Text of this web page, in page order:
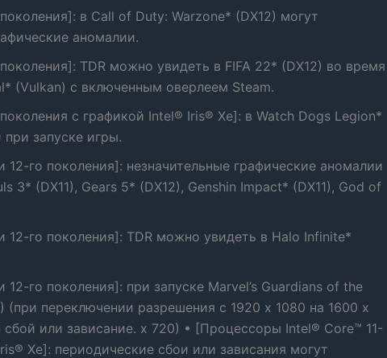
в Call of Duty: Warzone* (DX12) могут
аномалии.
TDR можно увидеть в FIFA 22* (DX12) во время
(Vulkan) с включенным оверлеем Steam.
с графикой Intel® Iris® Xe]: в Watch Dogs Legion*
запуске игры.
го поколения]: незначительные графические аномалии
3* (DX11), Gears 5* (DX12), Genshin Impact* (DX11), God of
12-го поколения]: TDR можно увидеть в Halo Infinite*
го поколения]: при запуске Marvel’s Guardians of the
(при переключении разрешения с 1920 x 1080 на 1600 x
или зависание. x 720) • [Процессоры Intel® Core™ 11-
Xe]: периодические сбои или зависания могут